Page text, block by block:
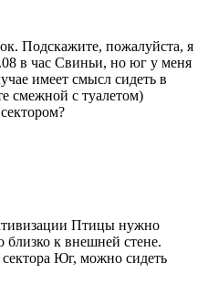
Подскажите, пожалуйста, я
в час Свиньи, но юг у меня
имеет смысл сидеть в
смежной с туалетом)
Птицы нужно
близко к внешней стене.
Юг, можно сидеть